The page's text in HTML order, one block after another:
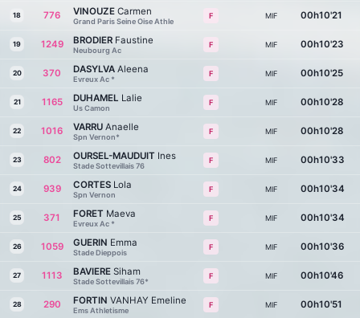
18 776 VINOUZE Carmen
Grand Paris Seine Oise Athle
F MIF 00h10'21
19 1249 BRODIER Faustine
Neubourg Ac
F MIF 00h10'23
20 370 DASYLVA Aleena
Evreux Ac *
F MIF 00h10'25
21 1165 DUHAMEL Lalie
Us Camon
F MIF 00h10'28
22 1016 VARRU Anaelle
Spn Vernon*
F MIF 00h10'28
23 802 OURSEL-MAUDUIT Ines
Stade Sottevillais 76
F MIF 00h10'33
24 939 CORTES Lola
Spn Vernon
F MIF 00h10'34
25 371 FORET Maeva
Evreux Ac *
F MIF 00h10'34
26 1059 GUERIN Emma
Stade Dieppois
F MIF 00h10'36
27 1113 BAVIERE Siham
Stade Sottevillais 76*
F MIF 00h10'46
28 290 FORTIN VANHAY Emeline
Ems Athletisme
F MIF 00h10'51